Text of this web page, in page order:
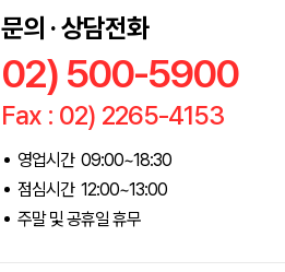
문의 · 상담전화
02) 500-5900
Fax : 02) 2265-4153
영업시간 09:00~18:30
점심시간 12:00~13:00
주말 및 공휴일 휴무